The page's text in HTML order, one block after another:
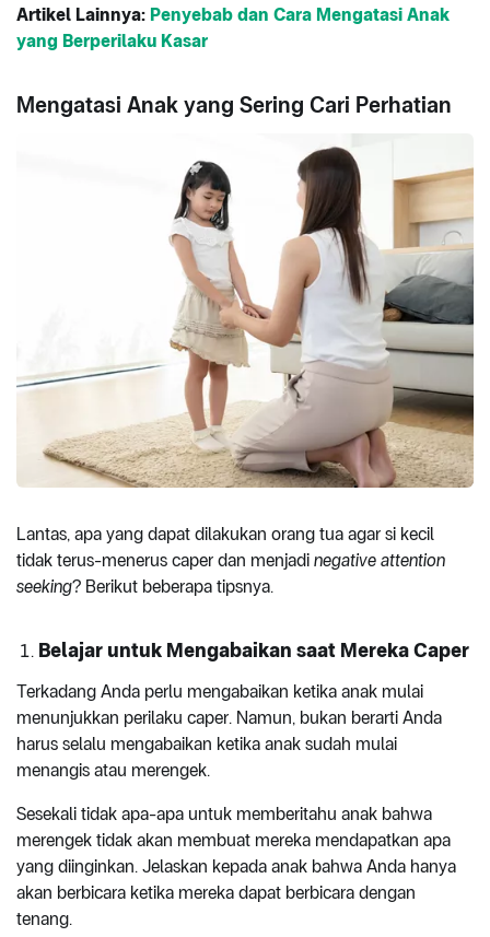
Artikel Lainnya: Penyebab dan Cara Mengatasi Anak
yang Berperilaku Kasar
Mengatasi Anak yang Sering Cari Perhatian
Lantas, apa yang dapat dilakukan orang tua agar si kecil
tidak terus-menerus caper dan menjadi negative attention
seeking? Berikut beberapa tipsnya.
Belajar untuk Mengabaikan saat Mereka Caper
Terkadang Anda perlu mengabaikan ketika anak mulai
menunjukkan perilaku caper. Namun, bukan berarti Anda
harus selalu mengabaikan ketika anak sudah mulai
menangis atau merengek.
Sesekali tidak apa-apa untuk memberitahu anak bahwa
merengek tidak akan membuat mereka mendapatkan apa
yang diinginkan. Jelaskan kepada anak bahwa Anda hanya
akan berbicara ketika mereka dapat berbicara dengan
tenang.